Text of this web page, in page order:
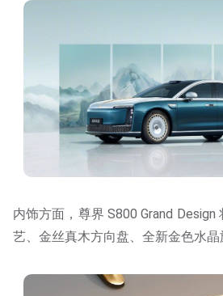
内饰方面，尊界 S800 Grand Design
艺、金丝真木方向盘、全新金色水晶